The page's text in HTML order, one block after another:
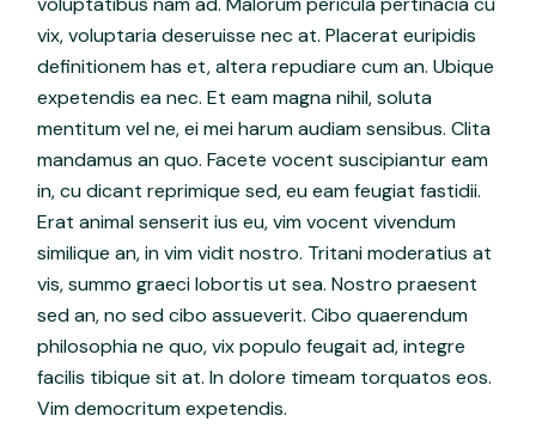
vix, voluptaria deseruisse nec at. Placerat euripidis
definitionem has et, altera repudiare cum an. Ubique
expetendis ea nec. Et eam magna nihil, soluta
mentitum vel ne, ei mei harum audiam sensibus. Clita
mandamus an quo. Facete vocent suscipiantur eam
in, cu dicant reprimique sed, eu eam feugiat fastidii.
Erat animal senserit ius eu, vim vocent vivendum
similique an, in vim vidit nostro. Tritani moderatius at
vis, summo graeci lobortis ut sea. Nostro praesent
sed an, no sed cibo assueverit. Cibo quaerendum
philosophia ne quo, vix populo feugait ad, integre
facilis tibique sit at. In dolore timeam torquatos eos.
Vim democritum expetendis.